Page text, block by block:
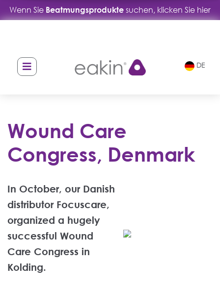
Wenn Sie Beatmungsprodukte suchen, klicken Sie hier
navigation
content
DE
Wound Care
Congress, Denmark
In October, our Danish
distributor Focuscare,
organized a hugely
successful Wound
Care Congress in
Kolding.